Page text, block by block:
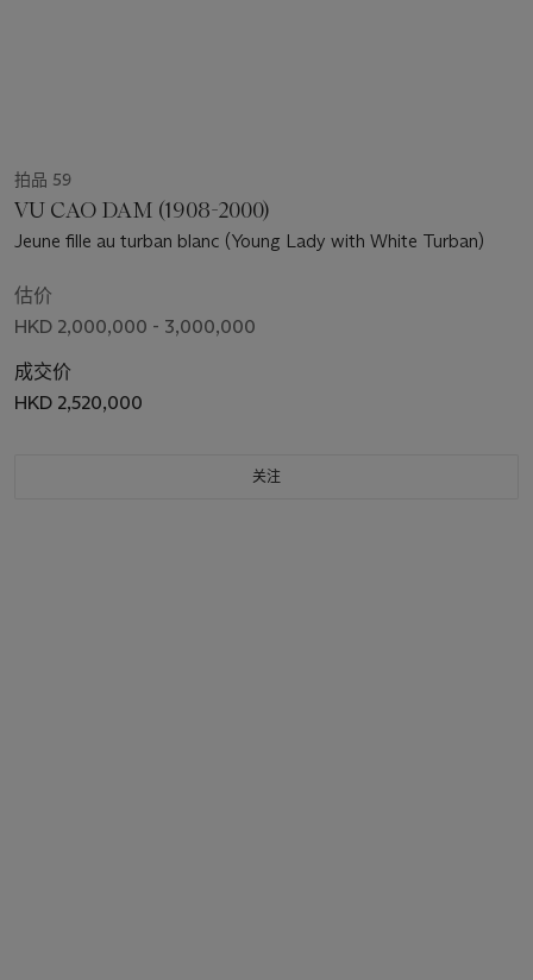
拍品 59
VU CAO DAM (1908-2000)
Jeune fille au turban blanc (Young Lady with White Turban)
估价
HKD 2,000,000 - 3,000,000
成交价
HKD 2,520,000
关注